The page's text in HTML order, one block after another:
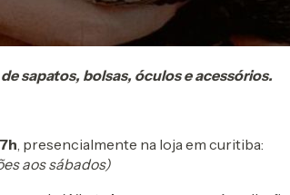
sapatos, bolsas, óculos e acessórios.
, presencialmente na loja em curitiba:
aos sábados)